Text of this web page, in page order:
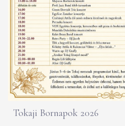
Tokaji Bornapok 2026